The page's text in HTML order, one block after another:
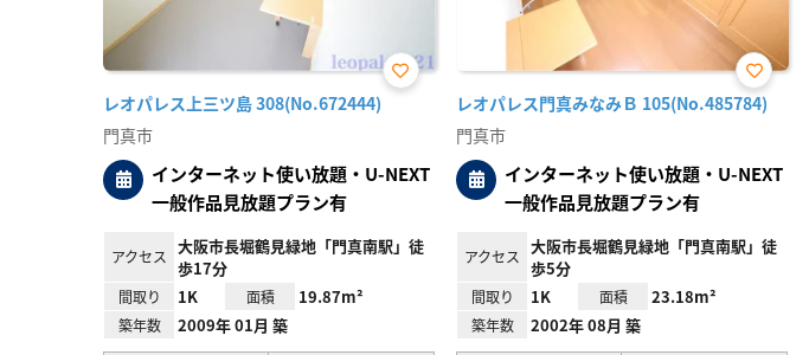
レオパレス上三ツ島 308(No.672444) お気
門真市
インターネット使い放題・U-NEXT
一般作品見放題プラン有
アクセス
大阪市長堀鶴見緑地「門真南駅」徒
歩17分
間取り 1K 面積 19.87m²
築年数 2009年 01月 築
レオパレス門真みなみＢ 105(No.485784)
お気
に入
門真市
インターネット使い放題・U-NEXT
一般作品見放題プラン有
アクセス
大阪市長堀鶴見緑地「門真南駅」徒
歩5分
間取り 1K 面積 23.18m²
築年数 2002年 08月 築